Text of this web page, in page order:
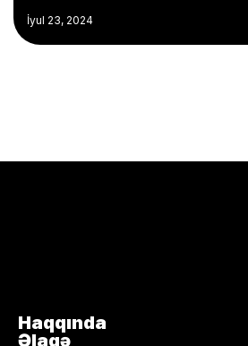
İyul 23, 2024
Haqqında
Əlaqə